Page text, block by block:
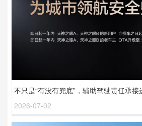
不只是“有没有兜底”，辅助驾驶责任承接
2026-07-02